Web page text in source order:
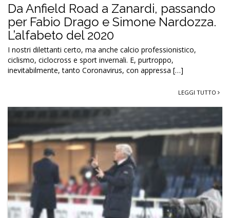
Da Anfield Road a Zanardi, passando
per Fabio Drago e Simone Nardozza.
L’alfabeto del 2020
I nostri dilettanti certo, ma anche calcio professionistico,
ciclismo, ciclocross e sport invernali. E, purtroppo,
inevitabilmente, tanto Coronavirus, con appressa […]
LEGGI TUTTO